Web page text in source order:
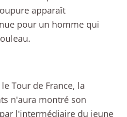
apparaît
pour un homme qui
Tour de France, la
n'aura montré son
l'intermédiaire du jeune